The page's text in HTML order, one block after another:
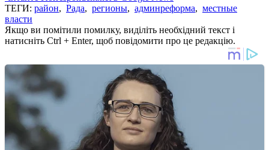
ТЕГИ: район, Рада, регионы, админреформа, местные
власти
Якщо ви помітили помилку, виділіть необхідний текст і
натисніть Ctrl + Enter, щоб повідомити про це редакцію.